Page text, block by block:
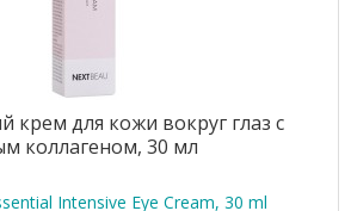
для кожи вокруг глаз с
коллагеном, 30 мл
Intensive Eye Cream, 30 ml